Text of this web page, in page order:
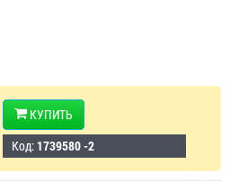
КУПИТЬ
Код: 1739580 -2